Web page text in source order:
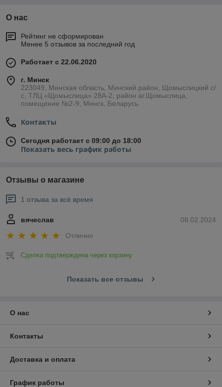
О нас
Рейтинг не сформирован
Менее 5 отзывов за последний год
Работает с 22.06.2020
г. Минск
223049, Минская область, Минский район, Щомыслицкий с/
с, ТЛЦ «Щомыслица» 28А-2, район аг.Щомыслица,
помещение №2-9, Минск, Беларусь
Контакты
Сегодня работает с 09:00 до 18:00
Показать весь график работы
Отзывы о магазине
1 отзыва за всё время
08.02.2024
вячеслав
Отлично
Сделка подтверждена через корзину
Показать все отзывы
О нас
Контакты
Доставка и оплата
График работы